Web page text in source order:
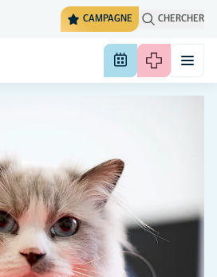
CAMPAGNE CHERCHER